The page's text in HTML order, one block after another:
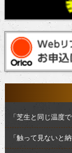
「芝生と同じ温度
「触って見ないと